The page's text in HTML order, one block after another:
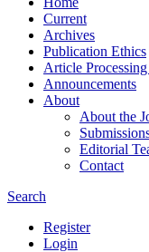
Current
Archives
Publication Ethics
Article
Announcements
About
About the
Editorial
Contact
Search
Register
Login